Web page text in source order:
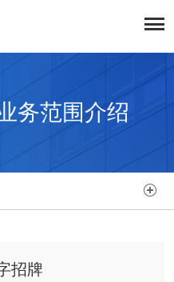
务范围介绍

招牌